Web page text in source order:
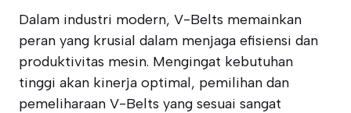
Dalam industri modern, V-Belts memainkan
peran yang krusial dalam menjaga efisiensi dan
produktivitas mesin. Mengingat kebutuhan
tinggi akan kinerja optimal, pemilihan dan
pemeliharaan V-Belts yang sesuai sangat